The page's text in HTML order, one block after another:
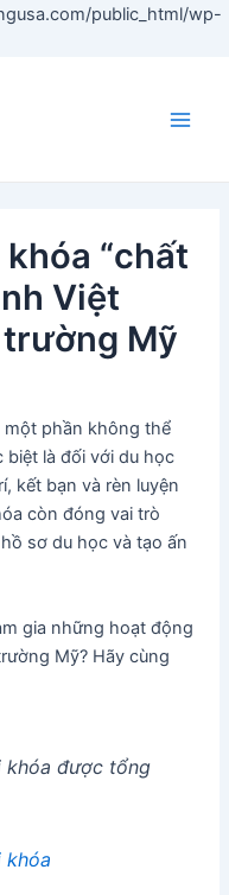
public_html/wp-
“chất
Việt
Mỹ
một phần không thể
biệt là đối với du học
kết bạn và rèn luyện
còn đóng vai trò
sơ du học và tạo ấn
gia những hoạt động
Mỹ? Hãy cùng
khóa được tổng
khóa